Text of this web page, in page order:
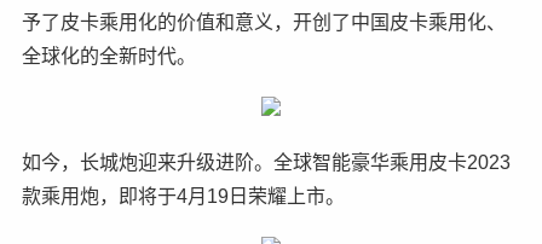
予了皮卡乘用化的价值和意义，开创了中国皮卡乘用化、
全球化的全新时代。
如今，长城炮迎来升级进阶。全球智能豪华乘用皮卡2023
款乘用炮，即将于4月19日荣耀上市。